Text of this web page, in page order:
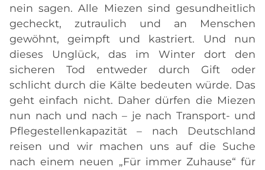
nein sagen. Alle Miezen sind gesundheitlich
gecheckt, zutraulich und an Menschen
gewöhnt, geimpft und kastriert. Und nun
dieses Unglück, das im Winter dort den
sicheren Tod entweder durch Gift oder
schlicht durch die Kälte bedeuten würde. Das
geht einfach nicht. Daher dürfen die Miezen
nun nach und nach – je nach Transport- und
Pflegestellenkapazität – nach Deutschland
reisen und wir machen uns auf die Suche
nach einem neuen „Für immer Zuhause“ für